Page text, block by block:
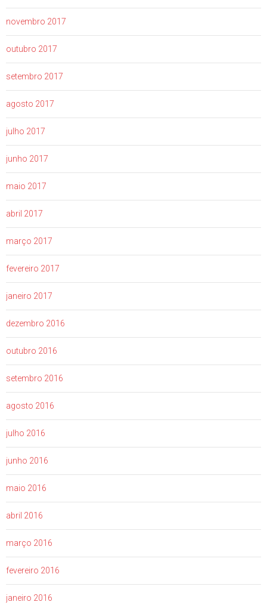
novembro 2017
outubro 2017
setembro 2017
agosto 2017
julho 2017
junho 2017
maio 2017
abril 2017
março 2017
fevereiro 2017
janeiro 2017
dezembro 2016
outubro 2016
setembro 2016
agosto 2016
julho 2016
junho 2016
maio 2016
abril 2016
março 2016
fevereiro 2016
janeiro 2016